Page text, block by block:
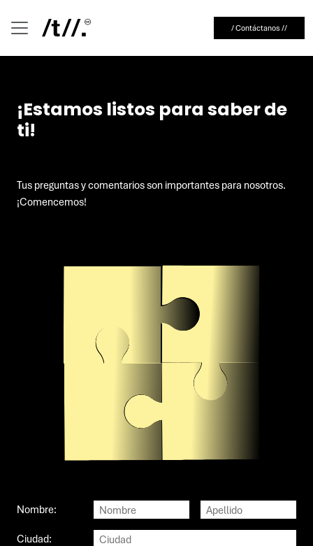
/ Contáctanos //
¡Estamos listos para saber de
ti!
Tus preguntas y comentarios son importantes para nosotros.
¡Comencemos!
Nombre:
Ciudad: